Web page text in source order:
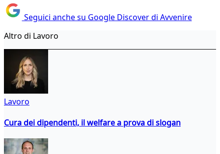
Seguici anche su Google Discover di Avvenire
Altro di Lavoro
Lavoro
Cura dei dipendenti, il welfare a prova di slogan